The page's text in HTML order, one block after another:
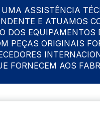
UMA ASSISTÊNCIA
E ATUAMOS
DOS EQUIPAMENTOS
PEÇAS ORIGINAIS
FORNECEM AOS